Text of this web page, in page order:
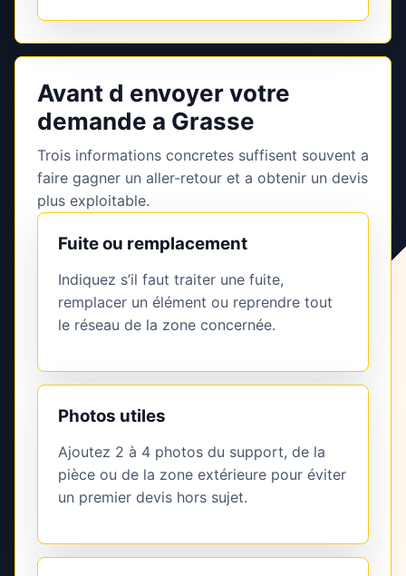
Avant d envoyer votre
demande a Grasse
Trois informations concretes suffisent souvent a
faire gagner un aller-retour et a obtenir un devis
plus exploitable.
Fuite ou remplacement
Indiquez s’il faut traiter une fuite,
remplacer un élément ou reprendre tout
le réseau de la zone concernée.
Photos utiles
Ajoutez 2 à 4 photos du support, de la
pièce ou de la zone extérieure pour éviter
un premier devis hors sujet.